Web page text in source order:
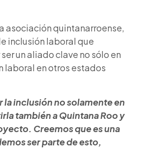
asociación quintanarroense,
inclusión laboral que
un aliado clave no sólo en
laboral en otros estados
la inclusión no solamente en
también a Quintana Roo y
Creemos que es una
ser parte de esto,